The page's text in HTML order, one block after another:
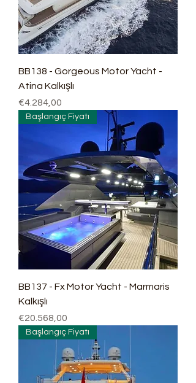
BB138 - Gorgeous Motor Yacht -
Atina Kalkışlı
Fiyat
€4.284,00
Başlangıç Fiyatı
BB137 - Fx Motor Yacht - Marmaris
Kalkışlı
Fiyat
€20.568,00
Başlangıç Fiyatı